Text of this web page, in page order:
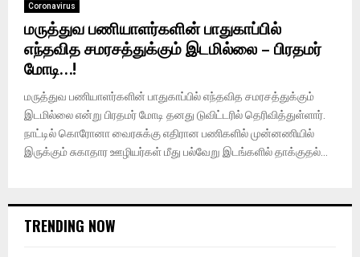
Coronavirus
மருத்துவ பணியாளர்களின் பாதுகாப்பில்
எந்தவித சமரசத்துக்கும் இடமில்லை – பிரதமர்
மோடி…!
மருத்துவ பணியாளர்களின் பாதுகாப்பில் எந்தவித சமரசத்துக்கும்
இடமில்லை என்று பிரதமர் மோடி தனது டுவிட்டரில் தெரிவித்துள்ளார்.
நாட்டில் கொரோனா வைரசுக்கு எதிரான பணிகளில் முன்னணியில்
இருக்கும் சுகாதார ஊழியர்கள் மீது பல்வேறு இடங்களில் தாக்குதல்...
TRENDING NOW